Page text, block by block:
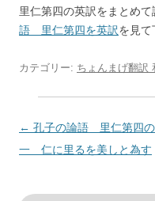
里仁第四の英訳をまとめ
語 里仁第四を英訳を見て
カテゴリー: ちょんまげ翻訳
投
稿
ビ
← 孔子の論語 里仁第四の
一 仁に里るを美しと為す